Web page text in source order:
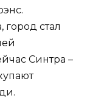
стал
Синтра –